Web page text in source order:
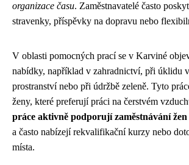
organizace času. Zaměstnavatelé často
stravenky, příspěvky na dopravu nebo
V oblasti pomocných prací se v Karviné
nabídky, například v zahradnictví, při úklidu
prostranství nebo při údržbě zeleně. Tyto
ženy, které preferují práci na čerstvém
práce aktivně podporují zaměstnávání žen
a často nabízejí rekvalifikační kurzy nebo
místa.